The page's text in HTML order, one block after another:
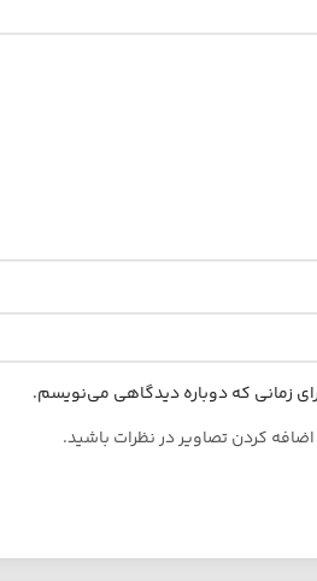
زمانی که دوباره دیدگاهی می‌نویسم.
کردن تصاویر در نظرات باشید.